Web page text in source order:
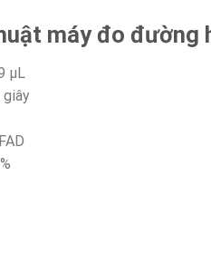
máy đo đường
µL
giây